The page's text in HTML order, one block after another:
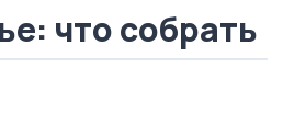
что собрать